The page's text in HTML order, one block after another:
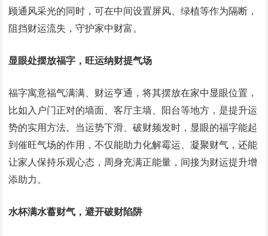
顾通风采光的同时，可在中间设置屏风、绿植等作为隔断，
阻挡财运流失，守护家中财富。
显眼处摆放福字，旺运纳财提气场
福字寓意福气满满、财运亨通，将其摆放在家中显眼位置，
比如入户门正对的墙面、客厅主墙、阳台等地方，是提升运
势的实用方法。当运势下滑、破财频发时，显眼的福字能起
到催旺气场的作用，不仅能助力化解霉运、凝聚财气，还能
让家人保持乐观心态，周身充满正能量，间接为财运提升增
添助力。
水杯满水蓄财气，避开破财陷阱